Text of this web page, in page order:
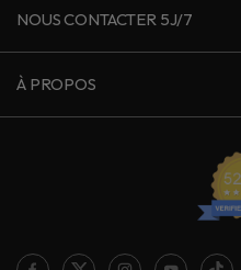
NOUS CONTACTER 5J/7
À PROPOS